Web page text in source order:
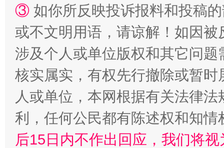
如何以同查同治破解风腐交织难题 养老服
③ 如你所反映投诉报料和投稿
或不文明用语，请谅解！如因
涉及个人或单位版权和其它问题
核实属实，有权先行撤除或暂
人或单位，本网根据有关法律
利，任何公民都有陈述权和知情
后15日内不作出回应，我们将